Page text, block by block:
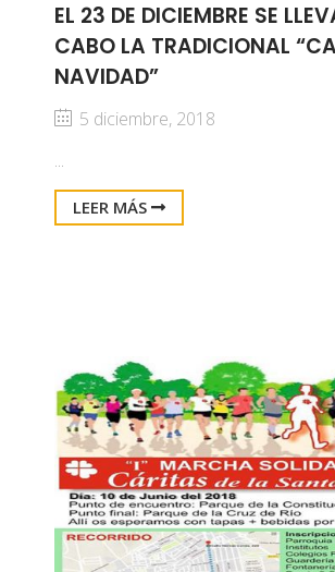
EL 23 DE DICIEMBRE SE
CABO LA TRADICIONAL
NAVIDAD”
5 diciembre, 2018
...
LEER MÁS